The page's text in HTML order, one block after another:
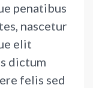
penatibus
nascetur
elit
dictum
felis sed